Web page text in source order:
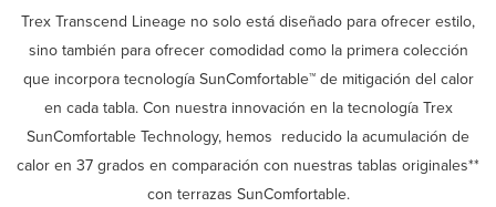
Trex Transcend Lineage no solo está diseñado para ofrecer estilo,
sino también para ofrecer comodidad como la primera colección
que incorpora tecnología SunComfortable™ de mitigación del calor
en cada tabla. Con nuestra innovación en la tecnología Trex
SunComfortable Technology, hemos reducido la acumulación de
calor en 37 grados en comparación con nuestras tablas originales**
con terrazas SunComfortable.